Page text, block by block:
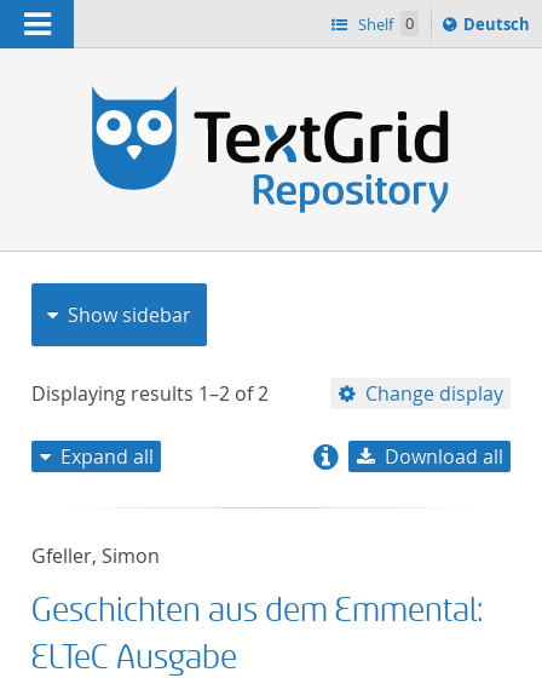
Navigation Shelf 0
Sprache
ï¿½ndern
Deutsch
Show sidebar
Displaying results 1–2 of2 Change display
title descending
Expand all Download all
Gfeller, Simon
Geschichten aus dem Emmental:
ELTeC Ausgabe